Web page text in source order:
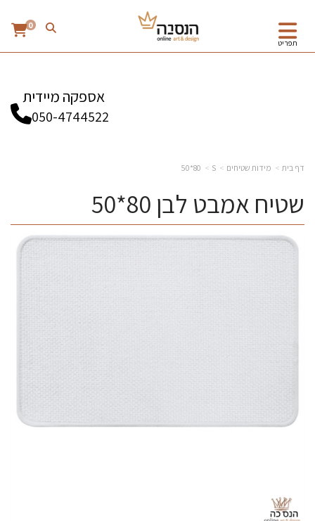
תפריט
0
אספקה מיידית
050-4744522
דף בית מידות שטיחים S
80*50
שטיח אמבט לבן 80*50